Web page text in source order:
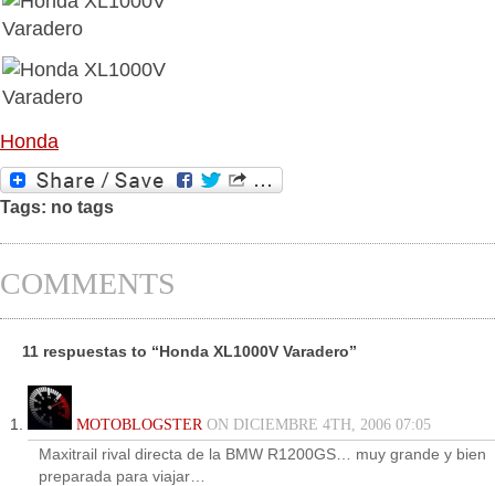
Honda
Tags: no tags
COMMENTS
11 respuestas to “Honda XL1000V Varadero”
MOTOBLOGSTERON DICIEMBRE 4TH, 2006 07:05
Maxitrail rival directa de la BMW R1200GS… muy grande y bien
preparada para viajar…